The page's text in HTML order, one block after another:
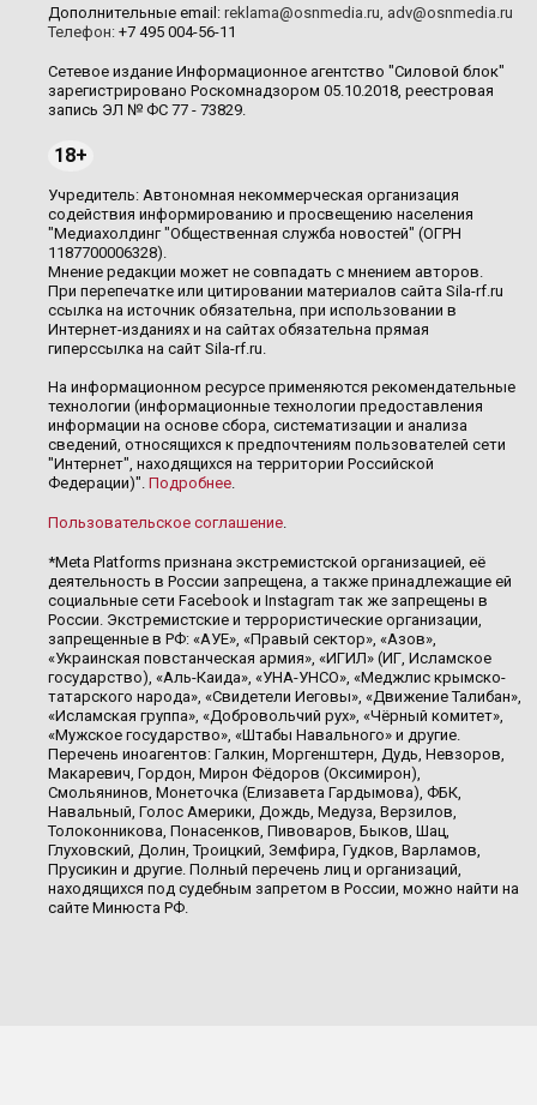
Дополнительные email: reklama@osnmedia.ru, adv@osnmedia.ru
Телефон: +7 495 004-56-11
Сетевое издание Информационное агентство "Силовой блок"
зарегистрировано Роскомнадзором 05.10.2018, реестровая
запись ЭЛ № ФС 77 - 73829.
18+
Учредитель: Автономная некоммерческая организация
содействия информированию и просвещению населения
"Медиахолдинг "Общественная служба новостей" (ОГРН
1187700006328).
Мнение редакции может не совпадать с мнением авторов.
При перепечатке или цитировании материалов сайта Sila-rf.ru
ссылка на источник обязательна, при использовании в
Интернет-изданиях и на сайтах обязательна прямая
гиперссылка на сайт Sila-rf.ru.
На информационном ресурсе применяются рекомендательные
технологии (информационные технологии предоставления
информации на основе сбора, систематизации и анализа
сведений, относящихся к предпочтениям пользователей сети
"Интернет", находящихся на территории Российской
Федерации)". Подробнее.
Пользовательское соглашение.
*Meta Platforms признана экстремистской организацией, её
деятельность в России запрещена, а также принадлежащие ей
социальные сети Facebook и Instagram так же запрещены в
России. Экстремистские и террористические организации,
запрещенные в РФ: «АУЕ», «Правый сектор», «Азов»,
«Украинская повстанческая армия», «ИГИЛ» (ИГ, Исламское
государство), «Аль-Каида», «УНА-УНСО», «Меджлис крымско-
татарского народа», «Свидетели Иеговы», «Движение Талибан»,
«Исламская группа», «Добровольчий рух», «Чёрный комитет»,
«Мужское государство», «Штабы Навального» и другие.
Перечень иноагентов: Галкин, Моргенштерн, Дудь, Невзоров,
Макаревич, Гордон, Мирон Фёдоров (Оксимирон),
Смольянинов, Монеточка (Елизавета Гардымова), ФБК,
Навальный, Голос Америки, Дождь, Медуза, Верзилов,
Толоконникова, Понасенков, Пивоваров, Быков, Шац,
Глуховский, Долин, Троицкий, Земфира, Гудков, Варламов,
Прусикин и другие. Полный перечень лиц и организаций,
находящихся под судебным запретом в России, можно найти на
сайте Минюста РФ.